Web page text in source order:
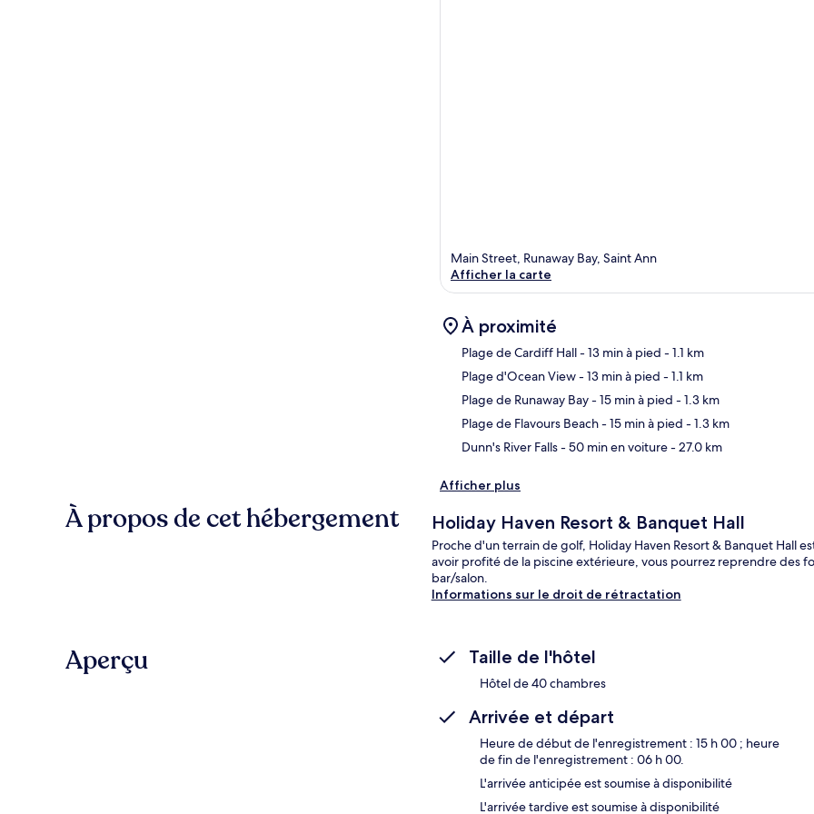
Main Street, Runaway Bay, Saint Ann
Afficher la carte
À proximité
Plage de Cardiff Hall- 13 min à pied - 1.1 km
Plage d'Ocean View- 13 min à pied - 1.1 km
Plage de Runaway Bay- 15 min à pied - 1.3 km
Plage de Flavours Beach- 15 min à pied - 1.3 km
Dunn's River Falls- 50 min en voiture- 27.0 km
Afficher plus
À propos de cet hébergement Holiday Haven Resort & Banquet Hall
Proche d'un terrain de golf, Holiday Haven Resort & Banquet Hall
avoir profité de la piscine extérieure, vous pourrez reprendre des
bar/salon.
Informations sur le droit de rétractation
Aperçu Taille de l'hôtel
Hôtel de 40 chambres
Arrivée et départ
Heure de début de l'enregistrement : 15 h 00 ; heure
de fin de l'enregistrement : 06 h 00.
L'arrivée anticipée est soumise à disponibilité
L'arrivée tardive est soumise à disponibilité